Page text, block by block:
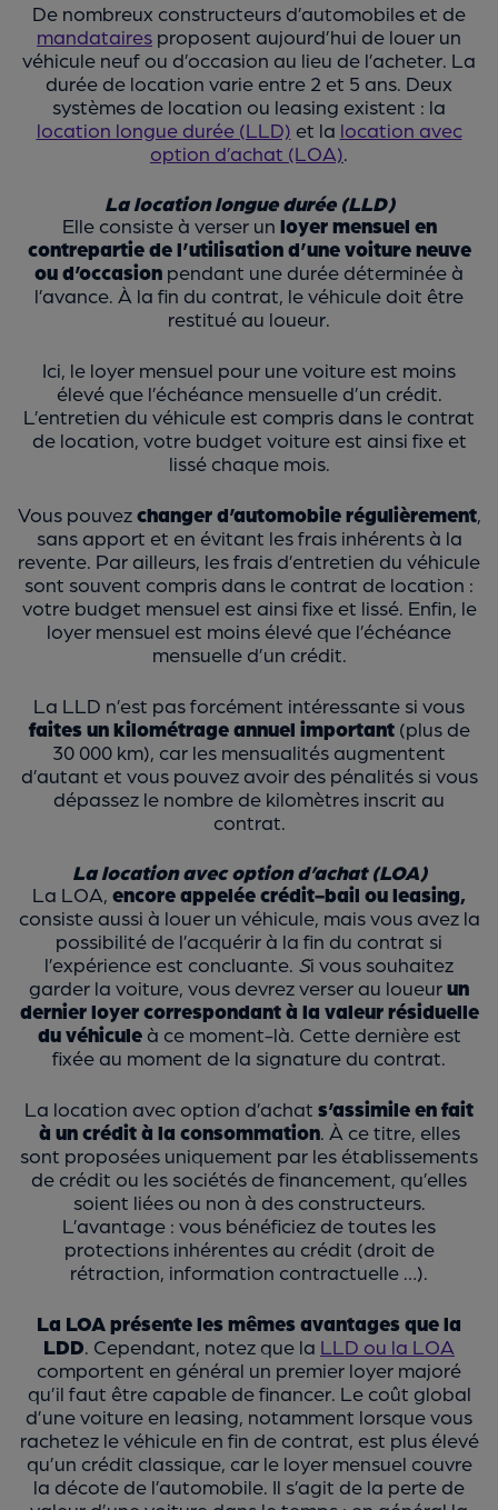
De nombreux constructeurs d’automobiles et de
mandataires proposent aujourd’hui de louer un
véhicule neuf ou d’occasion au lieu de l’acheter. La
durée de location varie entre 2 et 5 ans. Deux
systèmes de location ou leasing existent : la
location longue durée (LLD) et la location avec
option d’achat (LOA)
La location longue durée (LLD)
Elle consiste à verser un loyer mensuel en
contrepartie de l’utilisation d’une voiture neuve
ou d’occasion pendant une durée déterminée à
l’avance. À la fin du contrat, le véhicule doit être
restitué au loueur.
Ici, le loyer mensuel pour une voiture est moins
élevé que l’échéance mensuelle d’un crédit.
L’entretien du véhicule est compris dans le contrat
de location, votre budget voiture est ainsi fixe et
lissé chaque mois.
Vous pouvezchanger d’automobile régulièrement,
sans apport et en évitant les frais inhérents à la
revente. Par ailleurs, les frais d’entretien du véhicule
sont souvent compris dans le contrat de location :
votre budget mensuel est ainsi fixe et lissé. Enfin, le
loyer mensuel est moins élevé que l’échéance
mensuelle d’un crédit.
La LLD n’est pas forcément intéressante si vous
faites un kilométrage annuel important (plus de
30 000 km), car les mensualités augmentent
d’autant et vous pouvez avoir des pénalités si vous
dépassez le nombre de kilomètres inscrit au
contrat.
La location avec option d’achat (LOA)
La LOA, encore appelée crédit-bail ou leasing,
consiste aussi à louer un véhicule, mais vous avez la
possibilité de l’acquérir à la fin du contrat si
l’expérience est concluante. Si vous souhaitez
garder la voiture, vous devrez verser au loueurun
dernier loyer correspondant à la valeur résiduelle
du véhiculeà ce moment-là. Cette dernière est
fixée au moment de la signature du contrat.
La location avec option d’achat s’assimile en fait
à un crédit à la consommation. À ce titre, elles
sont proposées uniquement par les établissements
de crédit ou les sociétés de financement, qu’elles
soient liées ou non à des constructeurs.
L’avantage : vous bénéficiez de toutes les
protections inhérentes au crédit (droit de
rétraction, information contractuelle …).
La LOA présente les mêmes avantages que la
LDD Cependant, notez que la LLD ou la LOA
comportent en général un premier loyer majoré
qu’il faut être capable de financer. Le coût global
d’une voiture en leasing, notamment lorsque vous
rachetez le véhicule en fin de contrat, est plus élevé
qu’un crédit classique, car le loyer mensuel couvre
la décote de l’automobile. Il s’agit de la perte de